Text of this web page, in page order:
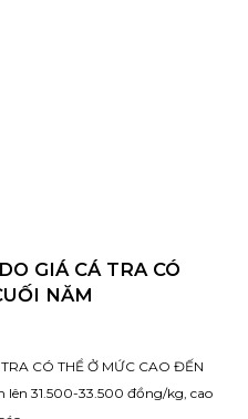
GIÁ CÁ TRA CÓ
NĂM
CÓ THỂ Ở MỨC CAO ĐẾN
lên 31.500-33.500 đồng/kg, cao